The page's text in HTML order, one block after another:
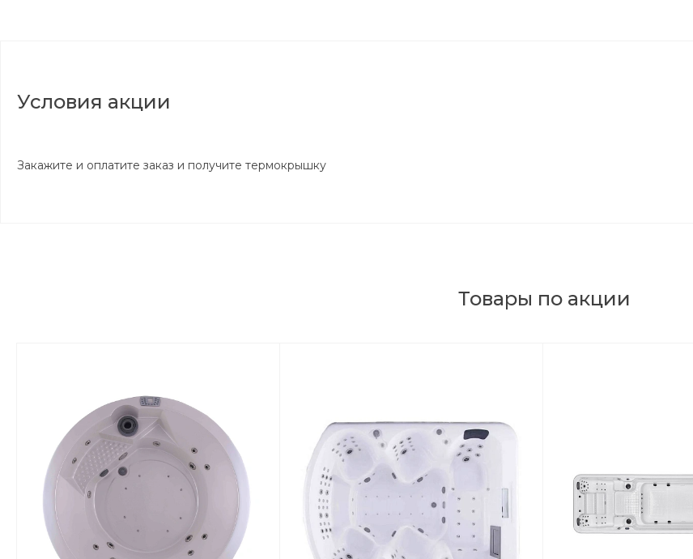
Условия акции
Закажите и оплатите заказ и получите термокрышку
Товары по акции